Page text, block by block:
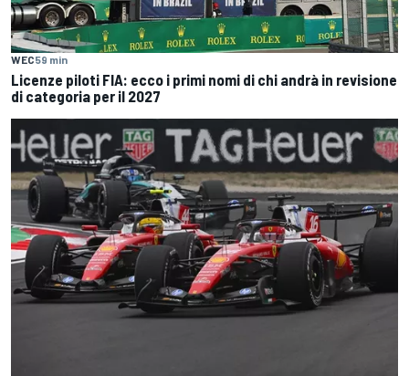
WEC59 min
Licenze piloti FIA: ecco i primi nomi di chi andrà in revisione
di categoria per il 2027